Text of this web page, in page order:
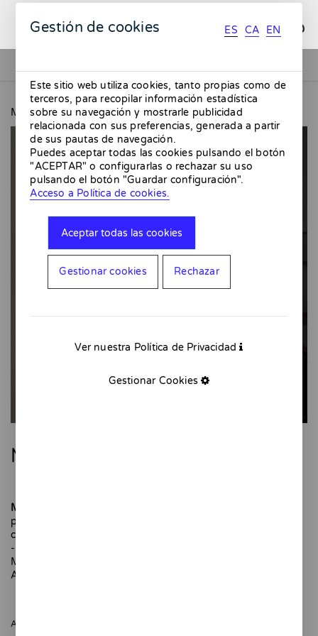
EN
MMMMERCAT Móvil café cuadros
Móvil café cuadros
Móvil café
por tres piezas; la cafetera italiana, la taza de café y el
croissant.
-
Modelado y pintado a mano. Pieza única.
Altura: 33 cm
AGOTADO
Gestión de cookies ES CA EN
Este sitio web utiliza cookies, tanto propias como de
terceros, para recopilar información estadística
sobre su navegación y mostrarle publicidad
relacionada con sus preferencias, generada a partir
de sus pautas de navegación.
Puedes aceptar todas las cookies pulsando el botón
"ACEPTAR" o configurarlas o rechazar su uso
pulsando el botón "Guardar configuración".
Acceso a Política de cookies.
Aceptar todas las cookies
Gestionar cookies Rechazar
Ver nuestra Política de Privacidad
Gestionar Cookies